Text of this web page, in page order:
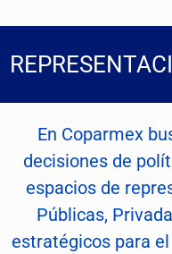
En Coparmex
decisiones de
espacios de
Públicas,
estratégicos para